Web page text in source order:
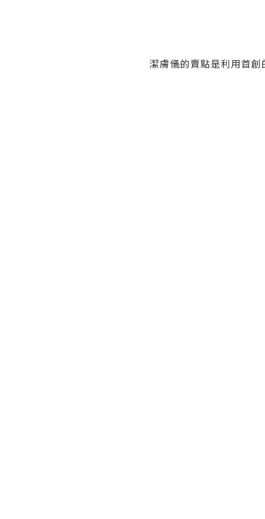
潔膚儀的賣點是利用首